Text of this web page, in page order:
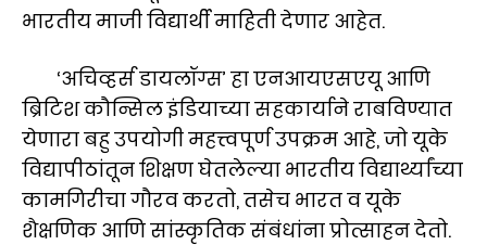
भारतीय माजी विद्यार्थी माहिती देणार आहेत.
‘अचिव्हर्स डायलॉग्स’ हा एनआयएसएयू आणि
ब्रिटिश कौन्सिल इंडियाच्या सहकार्याने राबविण्यात
येणारा बहु उपयोगी महत्त्वपूर्ण उपक्रम आहे, जो यूके
विद्यापीठांतून शिक्षण घेतलेल्या भारतीय विद्यार्थ्यांच्या
कामगिरीचा गौरव करतो, तसेच भारत व यूके
शैक्षणिक आणि सांस्कृतिक संबंधांना प्रोत्साहन देतो.